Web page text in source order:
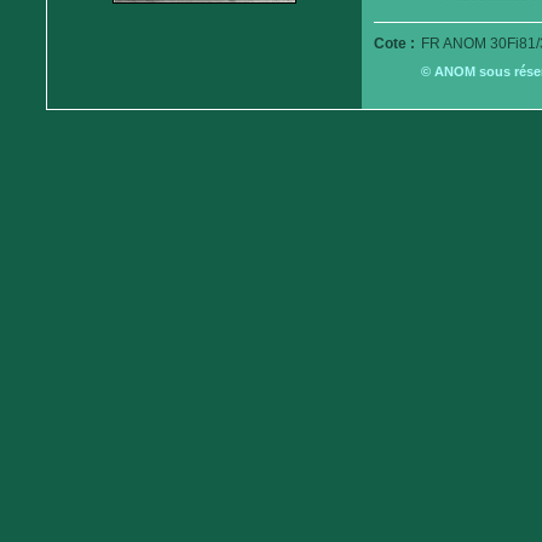
Cote : FR ANOM
© ANOM sous